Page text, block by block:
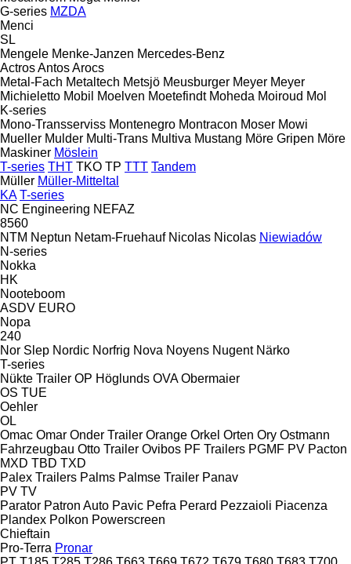
G-series MZDA
Menci
SL
Mengele Menke-Janzen Mercedes-Benz
ActrosAntosArocs
Metal-Fach Metaltech Metsjö Meusburger Meyer Meyer
Michieletto Mobil Moelven Moetefindt Moheda Moiroud Mol
K-series
Mono-Transserviss Montenegro Montracon Moser Mowi
Mueller Mulder Multi-Trans Multiva Mustang Möre Gripen Möre
Maskiner Möslein
T-series THT TKO TP TTT Tandem
Müller Müller-Mitteltal
KA T-series
NC Engineering NEFAZ
8560
NTM Neptun Netam-Fruehauf Nicolas Nicolas Niewiadów
N-series
Nokka
HK
Nooteboom
ASDV EURO
Nopa
240
Nor Slep Nordic Norfrig Nova Noyens Nugent Närko
T-series
Nükte Trailer OP Höglunds OVA Obermaier
OS TUE
Oehler
OL
Omac Omar Onder Trailer Orange Orkel Orten Ory Ostmann
Fahrzeugbau Otto Trailer Ovibos PF Trailers PGMF PV Pacton
MXD TBD TXD
Palex Trailers Palms Palmse Trailer Panav
PV TV
Parator Patron Auto Pavic Pefra Perard Pezzaioli Piacenza
Plandex Polkon Powerscreen
Chieftain
Pro-Terra Pronar